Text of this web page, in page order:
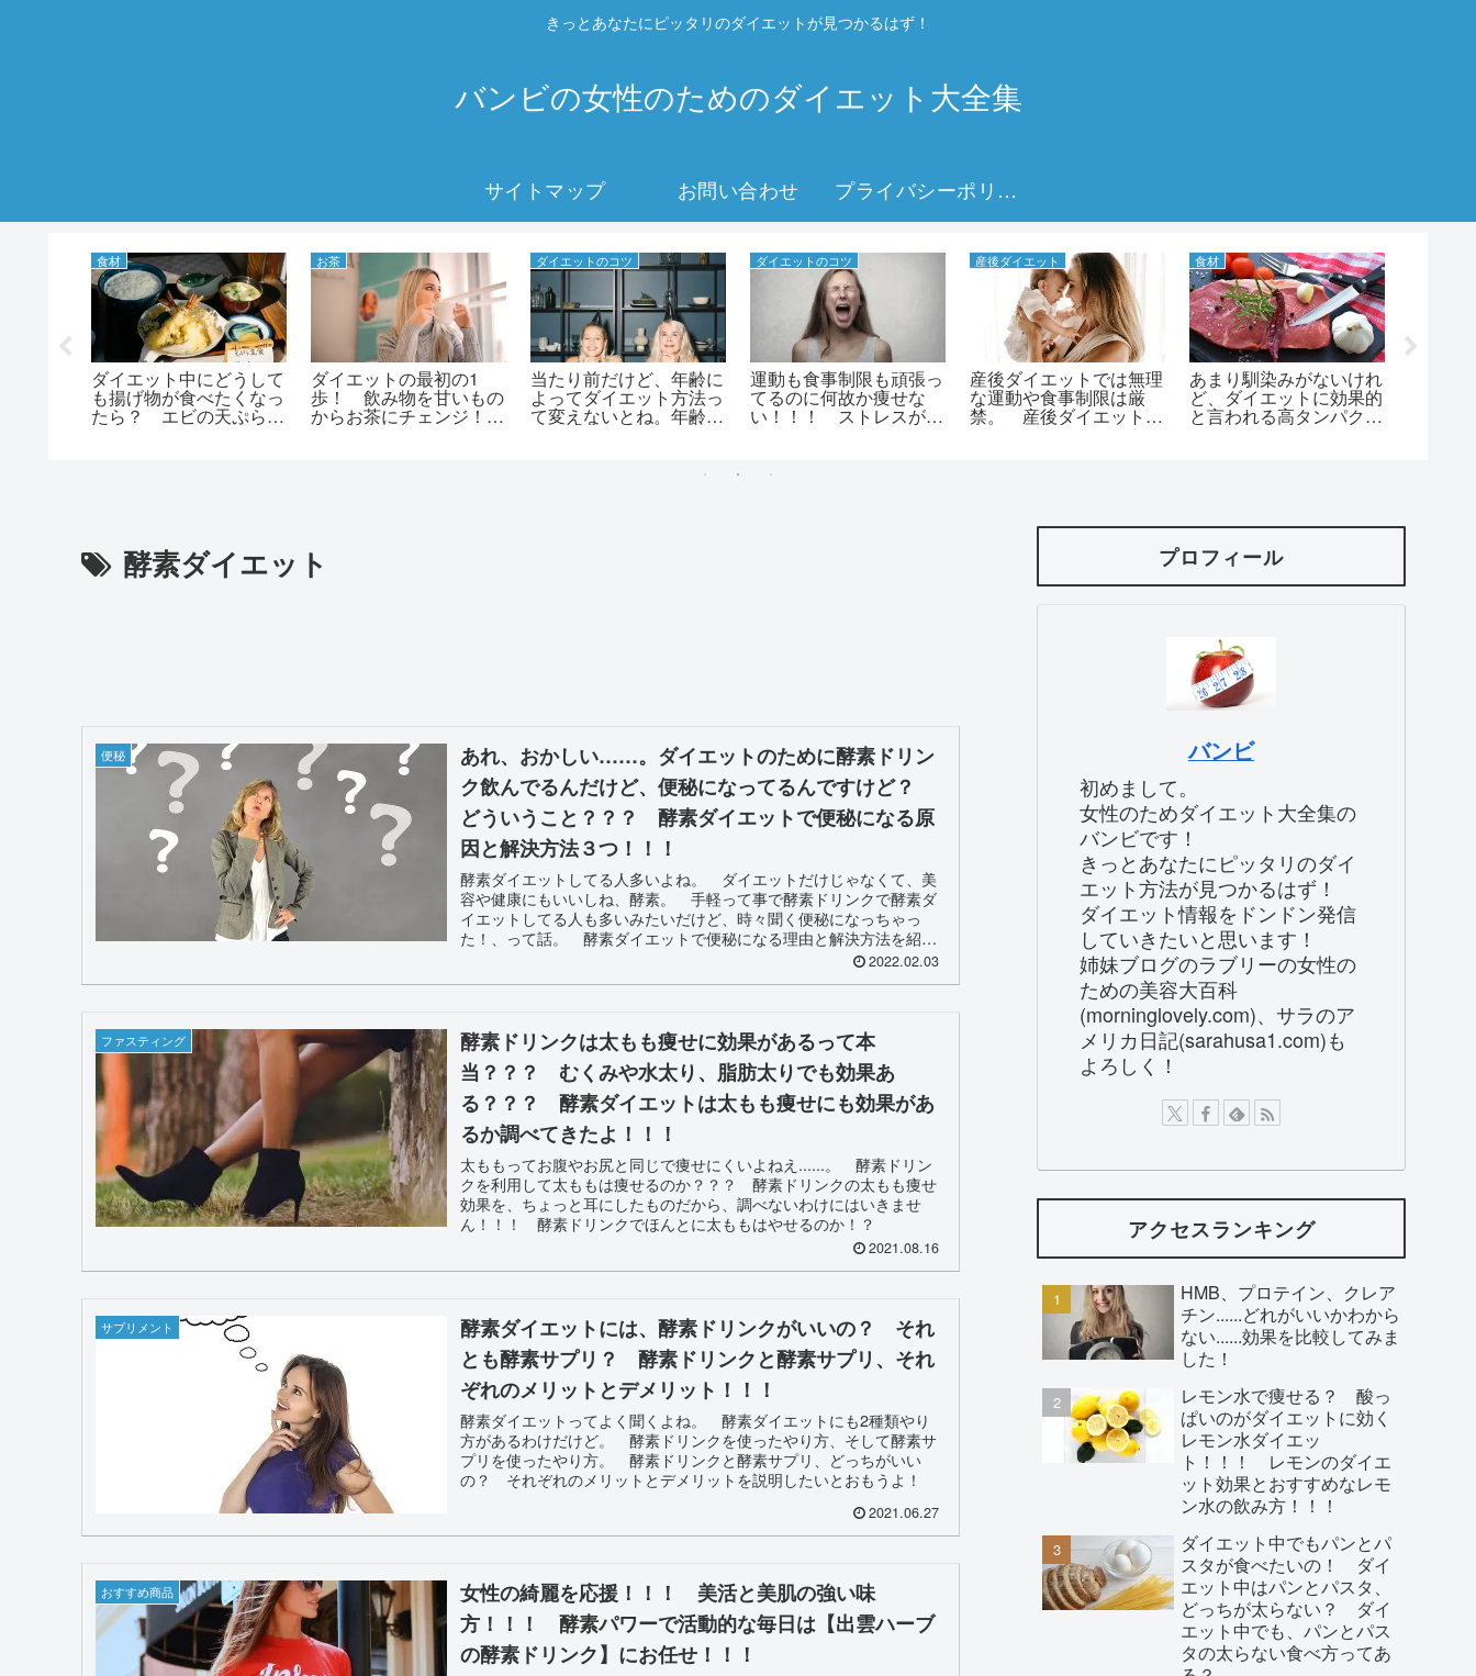
きっとあなたにピッタリのダイエットが見つかるはず！
バンビの女性のためのダイエット大全集
サイトマップ お問い合わせ プライバシーポリシー
食材
ダイエット中にどうして
も揚げ物が食べたくなっ
たら？ エビの天ぷらと
お茶
ダイエットの最初の1
歩！ 飲み物を甘いもの
からお茶にチェンジ！ダ
ダイエットのコツ
当たり前だけど、年齢に
よってダイエット方法っ
て変えないとね。年齢別
ダイエットのコツ
運動も食事制限も頑張っ
てるのに何故か痩せな
い！！！ ストレスが関
産後ダイエット
産後ダイエットでは無理
な運動や食事制限は厳
禁。 産後ダイエットに
食材
あまり馴染みがないけれ
ど、ダイエットに効果的
と言われる高タンパク
酵素ダイエット
便秘
あれ、おかしい……。ダイエットのために酵素ドリン
ク飲んでるんだけど、便秘になってるんですけど？
どういうこと？？？ 酵素ダイエットで便秘になる原
因と解決方法３つ！！！
酵素ダイエットしてる人多いよね。 ダイエットだけじゃなくて、美
容や健康にもいいしね、酵素。 手軽って事で酵素ドリンクで酵素ダ
イエットしてる人も多いみたいだけど、時々聞く便秘になっちゃっ
た！、って話。 酵素ダイエットで便秘になる理由と解決方法を紹介
2022.02.03
ファスティング
酵素ドリンクは太もも痩せに効果があるって本
当？？？ むくみや水太り、脂肪太りでも効果あ
る？？？ 酵素ダイエットは太もも痩せにも効果があ
るか調べてきたよ！！！
太ももってお腹やお尻と同じで痩せにくいよねえ......。 酵素ドリン
クを利用して太ももは痩せるのか？？？ 酵素ドリンクの太もも痩せ
効果を、ちょっと耳にしたものだから、調べないわけにはいきませ
ん！！！ 酵素ドリンクでほんとに太ももはやせるのか！？
2021.08.16
サプリメント
酵素ダイエットには、酵素ドリンクがいいの？ それ
とも酵素サプリ？ 酵素ドリンクと酵素サプリ、それ
ぞれのメリットとデメリット！！！
酵素ダイエットってよく聞くよね。 酵素ダイエットにも2種類やり
方があるわけだけど。 酵素ドリンクを使ったやり方、そして酵素サ
プリを使ったやり方。 酵素ドリンクと酵素サプリ、どっちがいい
の？ それぞれのメリットとデメリットを説明したいとおもうよ！
2021.06.27
おすすめ商品
女性の綺麗を応援！！！ 美活と美肌の強い味
方！！！ 酵素パワーで活動的な毎日は【出雲ハーブ
の酵素ドリンク】にお任せ！！！
プロフィール
バンビ
初めまして。
女性のためダイエット大全集の
バンビです！
きっとあなたにピッタリのダイ
エット方法が見つかるはず！
ダイエット情報をドンドン発信
していきたいと思います！
姉妹ブログのラブリーの女性の
ための美容大百科
(morninglovely.com)、サラのア
メリカ日記(sarahusa1.com)も
よろしく！
アクセスランキング
HMB、プロテイン、クレア
チン......どれがいいかわから
ない......効果を比較してみま
した！
レモン水で痩せる？ 酸っ
ぱいのがダイエットに効く
レモン水ダイエッ
ト！！！ レモンのダイエ
ット効果とおすすめなレモ
ン水の飲み方！！！
ダイエット中でもパンとパ
スタが食べたいの！ ダイ
エット中はパンとパスタ、
どっちが太らない？ ダイ
エット中でも、パンとパス
タの太らない食べ方ってあ